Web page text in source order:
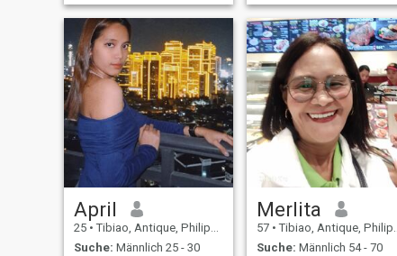
April
25 • Tibiao, Antique, Philippinen
Suche: Männlich 25 - 30
Merlita
57 • Tibiao, Antique, Philippinen
Suche: Männlich 54 - 70